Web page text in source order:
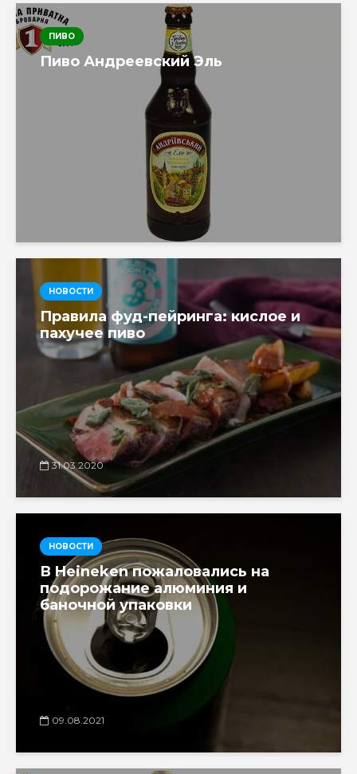
ПИВО
Пиво Андреевский Эль
НОВОСТИ
Правила фуд-пейринга: кислое и
пахучее пиво
31.03.2020
НОВОСТИ
В Heineken пожаловались на
подорожание алюминия и
баночной упаковки
09.08.2021